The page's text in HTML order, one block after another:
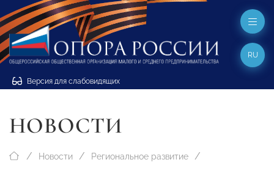
Версия для слабовидящих
RU
НОВОСТИ
Новости Региональное развитие